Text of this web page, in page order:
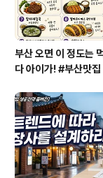
부산 오면 이 정도는
다 아이가! #부산맛